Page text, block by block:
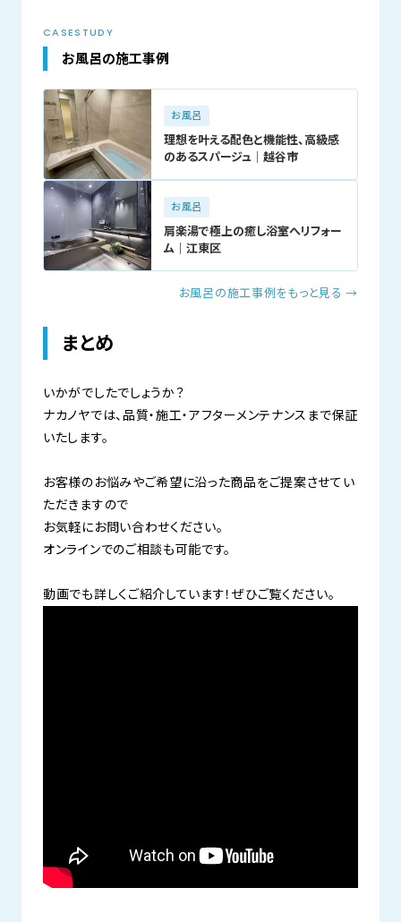
CASESTUDY
お風呂の施工事例
お風呂
理想を叶える配色と機能性、高級感
のあるスパージュ│越谷市
お風呂
肩楽湯で極上の癒し浴室へリフォー
ム｜江東区
お風呂の施工事例をもっと見る →
まとめ
いかがでしたでしょうか？
ナカノヤでは、品質・施工・アフターメンテナンスまで保証
いたします。
お客様のお悩みやご希望に沿った商品をご提案させてい
ただきますので
お気軽にお問い合わせください。
オンラインでのご相談も可能です。
動画でも詳しくご紹介しています！ぜひご覧ください。